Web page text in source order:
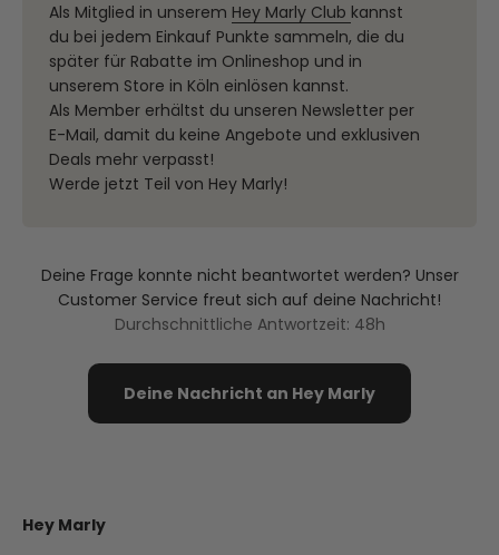
Als Mitglied in unserem Hey Marly Club kannst
du bei jedem Einkauf Punkte sammeln, die du
später für Rabatte im Onlineshop und in
unserem Store in Köln einlösen kannst.
Als Member erhältst du unseren Newsletter per
E-Mail, damit du keine Angebote und exklusiven
Deals mehr verpasst!
Werde jetzt Teil von Hey Marly!
Deine Frage konnte nicht beantwortet werden? Unser
Customer Service freut sich auf deine Nachricht!
Durchschnittliche Antwortzeit: 48h
Deine Nachricht an Hey Marly
Hey Marly